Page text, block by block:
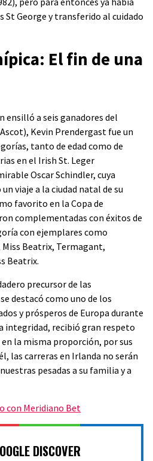
St George y transferido al cuidado
El fin de una
ensilló a seis ganadores del
Kevin Prendergast fue un
tanto de edad como de
en el Irish St. Leger
Oscar Schindler, cuya
viaje a la ciudad natal de su
favorito en la Copa de
complementadas con éxitos de
con ejemplares como
Miss Beatrix, Termagant,
Beatrix.
precursor de las
destacó como uno de los
y prósperos de Europa durante
integridad, recibió gran respeto
la misma proporción, por sus
las carreras en Irlanda no serán
pesadas a su familia y a
con Meridiano Bet
DISCOVER